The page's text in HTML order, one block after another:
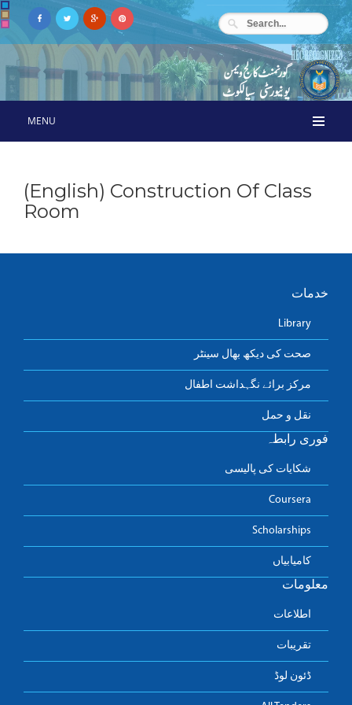
MENU
(English) Construction Of Class
Room
خدمات
Library
صحت کی دیکھ بھال سینٹر
مرکز برائے نگہداشت اطفال
نقل و حمل
فوری رابطہ
شکایات کی پالیسی
Coursera
Scholarships
کامیابیاں
معلومات
اطلاعات
تقریبات
ڈئون لوڈ